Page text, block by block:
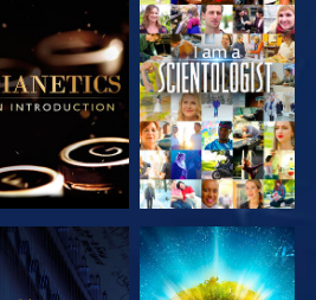
EXPLORAR A
SÉRIE
VER
VER
EXPLORAR A